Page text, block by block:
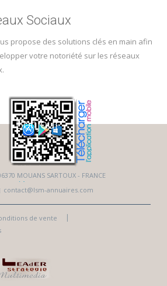
Sociaux
propose des solutions clés en main afin
votre notoriété sur les réseaux
Bonjour
MOUANS SARTOUX - FRANCE
contact@lsm-annuaires.com
de vente